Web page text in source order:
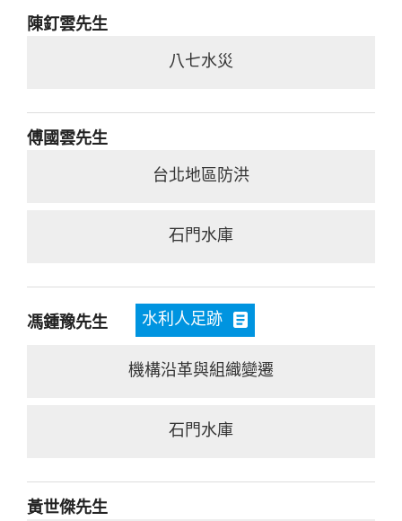
陳釘雲先生
八七水災
傅國雲先生
台北地區防洪
石門水庫
馮鍾豫先生 水利人足跡
機構沿革與組織變遷
石門水庫
黃世傑先生